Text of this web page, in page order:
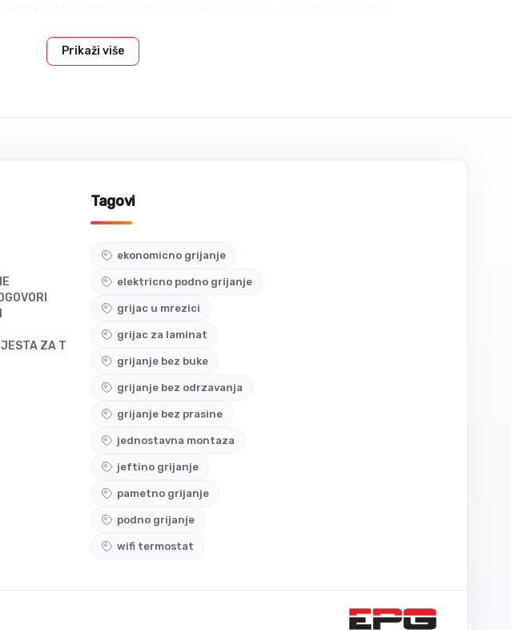
već ima i odgovarajuće karakteristike ugodnosti: moćni uređaj sa snagom grijanja od
Prikaži više
ZA TERMOSTAT
Tagovi
ekonomicno grijanje
elektricno podno grijanje
grijac u mrezici
grijac za laminat
grijanje bez buke
grijanje bez odrzavanja
grijanje bez prasine
jednostavna montaza
jeftino grijanje
pametno grijanje
podno grijanje
wifi termostat